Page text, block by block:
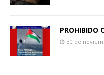
PROHIBIDO
30 de